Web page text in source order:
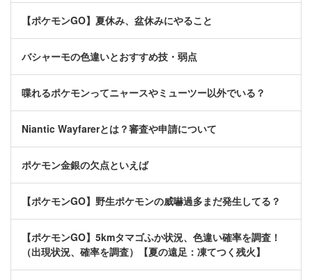
【ポケモンGO】夏休み、盆休みにやること
バシャーモの色違いとおすすめ技・弱点
喋れるポケモンってニャースやミューツー以外でいる？
Niantic Wayfarerとは？審査や申請について
ポケモン金銀の欠点といえば
【ポケモンGO】野生ポケモンの威嚇過多まだ発生してる？
【ポケモンGO】5kmタマゴふか状況、色違い確率を調査！
（出現状況、確率を調査）【夏の遠足：凍てつく残火】